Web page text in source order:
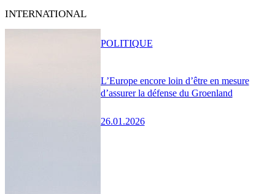
INTERNATIONAL
L’Europe encore loin d’être en mesure
d’assurer la défense du Groenland
26.01.2026
POLITIQUE